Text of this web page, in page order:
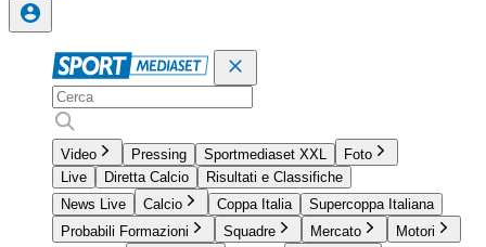
Video Pressing Sportmediaset XXL
Foto
Live
Diretta Calcio
Risultati e Classifiche
News Live
Calcio Coppa Italia
Supercoppa Italiana
Probabili Formazioni
Squadre Mercato
Motori